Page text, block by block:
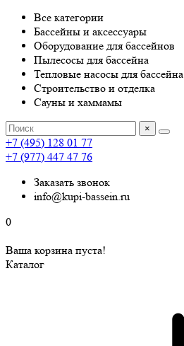
Все категории
Бассейны и аксессуары
Оборудование для бассейнов
Пылесосы для бассейна
Тепловые насосы для бассейна
Строительство и отделка
Сауны и хаммамы
×
+7 (495) 128 01 77
+7 (977) 447 47 76
Заказать звонок
info@kupi-bassein.ru
0
Ваша корзина пуста!
Каталог